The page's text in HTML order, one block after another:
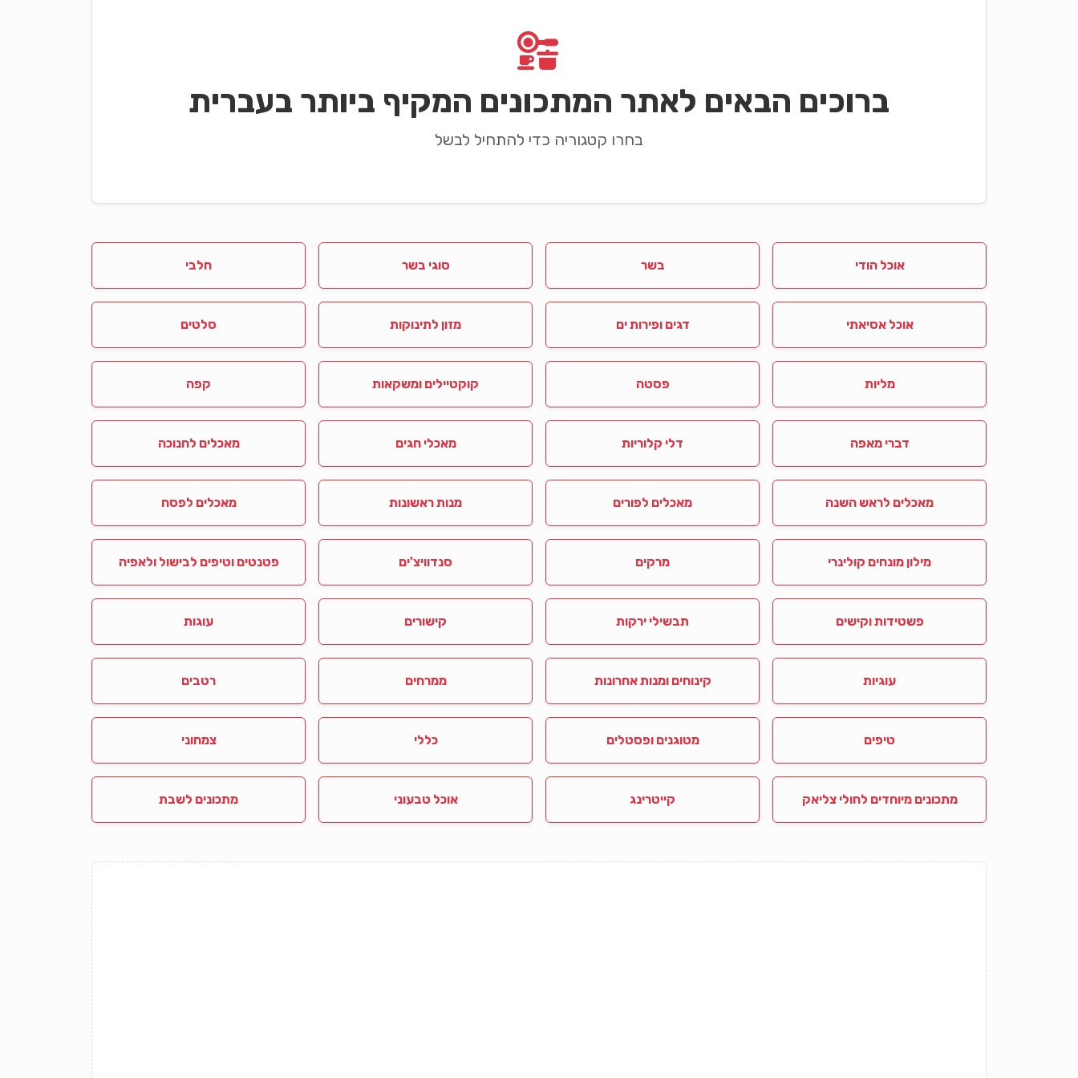
ברוכים הבאים לאתר המתכונים המקיף ביותר בעברית
בחרו קטגוריה כדי להתחיל לבשל
אוכל הודי בשר סוגי בשר חלבי
אוכל אסיאתי דגים ופירות ים מזון לתינוקות סלטים
מליות פסטה קוקטיילים ומשקאות קפה
דברי מאפה דלי קלוריות מאכלי חגים מאכלים לחנוכה
מאכלים לראש השנה מאכלים לפורים מנות ראשונות מאכלים לפסח
מילון מונחים קולינרי מרקים סנדוויצ'ים פטנטים וטיפים לבישול ולאפיה
פשטידות וקישים תבשילי ירקות קישורים עוגות
עוגיות קינוחים ומנות אחרונות ממרחים רטבים
טיפים מטוגנים ופסטלים כללי צמחוני
מתכונים מיוחדים לחולי צליאק קייטרינג אוכל טבעוני מתכונים לשבת